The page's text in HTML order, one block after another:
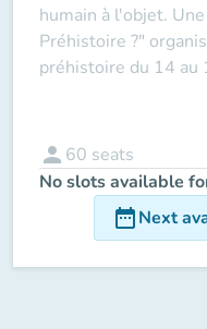
humain à l'objet.
Préhistoire ?"
préhistoire du 14 au
person 60 seats
No slots available
date_rangeNext